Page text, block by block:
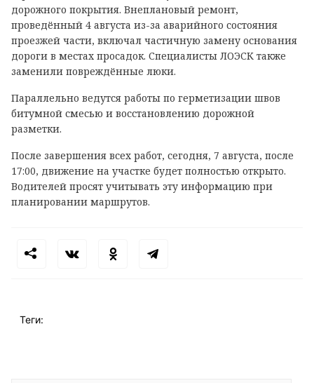
дорожного покрытия. Внеплановый ремонт,
проведённый 4 августа из-за аварийного состояния
проезжей части, включал частичную замену основания
дороги в местах просадок. Специалисты ЛОЭСК также
заменили повреждённые люки.
Параллельно ведутся работы по герметизации швов
битумной смесью и восстановлению дорожной
разметки.
После завершения всех работ, сегодня, 7 августа, после
17:00, движение на участке будет полностью открыто.
Водителей просят учитывать эту информацию при
планировании маршрутов.
Теги: